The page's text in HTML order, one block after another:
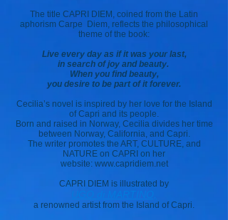
The title CAPRI DIEM, coined from the Latin
aphorism Carpe Diem, reflects the philosophical
theme of the book:
Live every day as if it was your last,
in search of joy and beauty.
When you find beauty,
you desire to be part of it forever.
Cecilia’s novel is inspired by her love for the Island
of Capri and its people.
Born and raised in Norway, Cecilia divides her time
between Norway, California, and Capri.
The writer promotes the ART, CULTURE, and
NATURE on CAPRI on her
website: www.capridiem.net
CAPRI DIEM is illustrated by
a renowned artist from the Island of Capri.